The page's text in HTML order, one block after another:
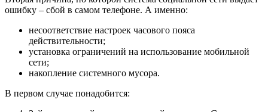
ошибку – сбой в самом телефоне. А именно:
несоответствие настроек часового пояса
действительности;
установка ограничений на использование мобильной
сети;
накопление системного мусора.
В первом случае понадобится: